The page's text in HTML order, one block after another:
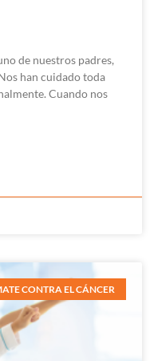
de nuestros padres,
han cuidado toda
Cuando nos
CONTRA EL CÁNCER